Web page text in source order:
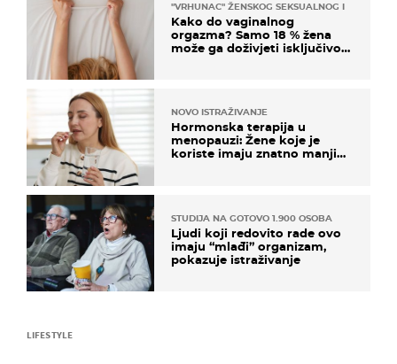
"VRHUNAC" ŽENSKOG SEKSUALNOG ISKUSTVA
Kako do vaginalnog
orgazma? Samo 18 % žena
može ga doživjeti isključivo
NOVO ISTRAŽIVANJE
Hormonska terapija u
menopauzi: Žene koje je
koriste imaju znatno manji
STUDIJA NA GOTOVO 1.900 OSOBA
Ljudi koji redovito rade ovo
imaju “mlađi” organizam,
pokazuje istraživanje
LIFESTYLE